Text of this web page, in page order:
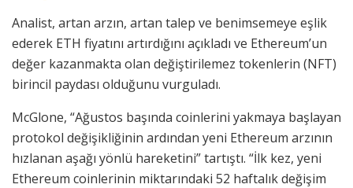
Analist, artan arzın, artan talep ve benimsemeye eşlik
ederek ETH fiyatını artırdığını açıkladı ve Ethereum’un
değer kazanmakta olan değiştirilemez tokenlerin (NFT)
birincil paydası olduğunu vurguladı.
McGlone, “Ağustos başında coinlerini yakmaya başlayan
protokol değişikliğinin ardından yeni Ethereum arzının
hızlanan aşağı yönlü hareketini” tartıştı. “İlk kez, yeni
Ethereum coinlerinin miktarındaki 52 haftalık değişim